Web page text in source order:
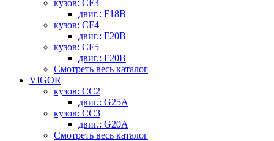
кузов: CF3
двиг.: F18B
кузов: CF4
двиг.: F20B
кузов: CF5
двиг.: F20B
Смотреть весь каталог
VIGOR
кузов: CC2
двиг.: G25A
кузов: CC3
двиг.: G20A
Смотреть весь каталог